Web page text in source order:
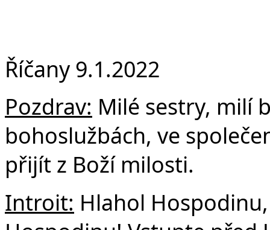
Říčany 9.1.2022
Pozdrav: Milé sestry, milí
bohoslužbách, ve
přijít z Boží milosti.
Introit: Hlahol